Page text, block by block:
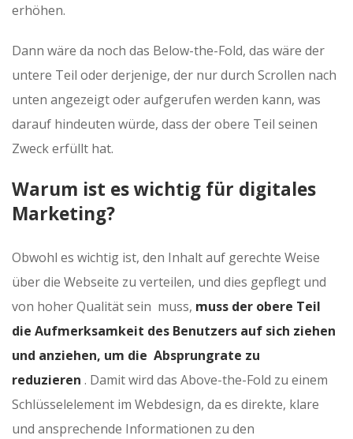
erhöhen.
Dann wäre da noch das Below-the-Fold, das wäre der
untere Teil oder derjenige, der nur durch Scrollen nach
unten angezeigt oder aufgerufen werden kann, was
darauf hindeuten würde, dass der obere Teil seinen
Zweck erfüllt hat.
Warum ist es wichtig für digitales
Marketing?
Obwohl es wichtig ist, den Inhalt auf gerechte Weise
über die Webseite zu verteilen, und dies gepflegt und
von hoher Qualität sein muss, muss der obere Teil
die Aufmerksamkeit des Benutzers auf sich ziehen
und anziehen, um die Absprungrate zu
reduzieren . Damit wird das Above-the-Fold zu einem
Schlüsselelement im Webdesign, da es direkte, klare
und ansprechende Informationen zu den